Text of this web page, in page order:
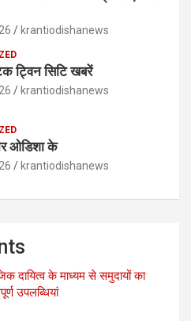
krantiodishanews
ट्विन सिटि खबरें
krantiodishanews
ओडिशा के
krantiodishanews
दायित्व के माध्यम से समुदायों का
उपलब्धियां